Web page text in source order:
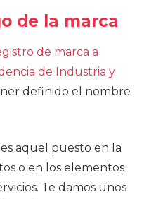
de la marca
de marca a
de Industria y
definido el nombre
aquel puesto en la
o en los elementos
Te damos unos